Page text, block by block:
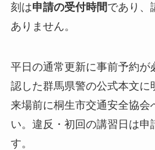
刻は申請の受付時間であり、
ありません。
平日の通常更新に事前予約が
認した群馬県警の公式本文に
来場前に桐生市交通安全協会
い。違反・初回の講習日は申
す。